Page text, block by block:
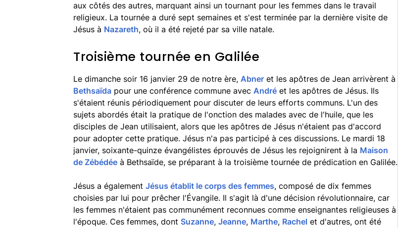
aux côtés des autres, marquant ainsi un tournant pour les femmes dans le travail
religieux. La tournée a duré sept semaines et s'est terminée par la dernière visite de
Jésus à Nazareth, où il a été rejeté par sa ville natale.
Troisième tournée en Galilée
Le dimanche soir 16 janvier 29 de notre ère, Abner et les apôtres de Jean arrivèrent à
Bethsaïda pour une conférence commune avec André et les apôtres de Jésus. Ils
s'étaient réunis périodiquement pour discuter de leurs efforts communs. L'un des
sujets abordés était la pratique de l'onction des malades avec de l'huile, que les
disciples de Jean utilisaient, alors que les apôtres de Jésus n'étaient pas d'accord
pour adopter cette pratique. Jésus n'a pas participé à ces discussions. Le mardi 18
janvier, soixante-quinze évangélistes éprouvés de Jésus les rejoignirent à la Maison
de Zébédée à Bethsaïde, se préparant à la troisième tournée de prédication en Galilée.
Jésus a également Jésus établit le corps des femmes, composé de dix femmes
choisies par lui pour prêcher l'Évangile. Il s'agit là d'une décision révolutionnaire, car
les femmes n'étaient pas communément reconnues comme enseignantes religieuses à
l'époque. Ces femmes, dont Suzanne, Jeanne, Marthe, Rachel et d'autres, ont été